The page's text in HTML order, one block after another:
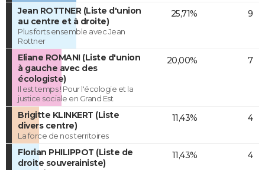
Jean ROTTNER (Liste d'union
au centre et à droite)
Plus forts ensemble avec Jean
Rottner
25,71% 9
Eliane ROMANI (Liste d'union
à gauche avec des
écologiste)
Il est temps ! Pour l'écologie et la
justice sociale en Grand Est
20,00% 7
Brigitte KLINKERT (Liste
divers centre)
La force de nos territoires
11,43% 4
Florian PHILIPPOT (Liste de
droite souverainiste)
11,43% 4